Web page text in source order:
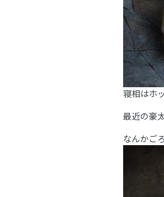
寝相はホ
最近の豪
なんかご